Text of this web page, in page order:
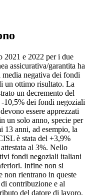
2021 e 2022 per i due
assicurativa/garantita ha
negativa dei fondi
un ottimo risultato. La
un decremento del
10,5% dei fondi negoziali
essere apprezzati
un solo anno, specie per
anni, ad esempio, la
è stata del +3,9%
al 3%. Nello
fondi negoziali italiani
Infine non si
non rientrano in queste
contribuzione e al
del datore di lavoro.